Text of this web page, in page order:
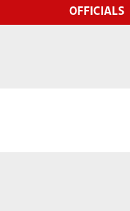
OFFICIALS